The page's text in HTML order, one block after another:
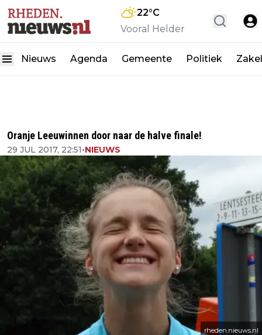
22°C
Vooral Helder
Nieuws Agenda Gemeente Politiek
Oranje Leeuwinnen door naar de halve finale!
29 JUL 2017, 22:51•NIEUWS
rheden.nieuws.nl